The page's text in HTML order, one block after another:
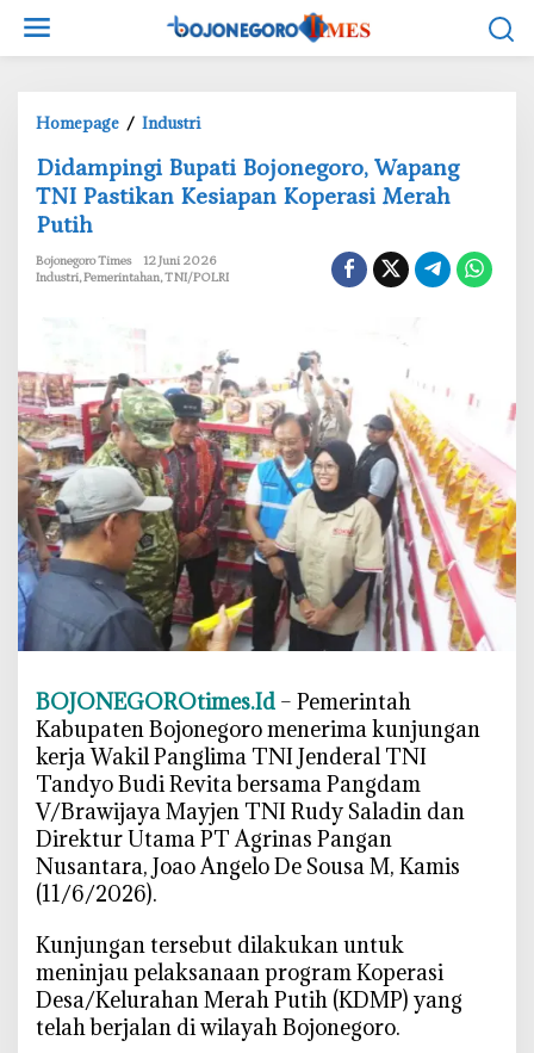
w
Homepage / Industri
i
d
m
p
i
B
u
p
a
t
i
j
o
e
g
o
r
o
,
W
a
g
T
N
‎Didampingi Bupati Bojonegoro, Wapang
TNI Pastikan Kesiapan Koperasi Merah
Putih
Bojonegoro Times
12 Juni 2026
Industri,Pemerintahan,TNI/POLRI
BOJONEGOROtimes.Id – Pemerintah
Kabupaten Bojonegoro menerima kunjungan
kerja Wakil Panglima TNI Jenderal TNI
Tandyo Budi Revita bersama Pangdam
V/Brawijaya Mayjen TNI Rudy Saladin dan
Direktur Utama PT Agrinas Pangan
Nusantara, Joao Angelo De Sousa M, Kamis
(11/6/2026).
‎Kunjungan tersebut dilakukan untuk
meninjau pelaksanaan program Koperasi
Desa/Kelurahan Merah Putih (KDMP) yang
telah berjalan di wilayah Bojonegoro.